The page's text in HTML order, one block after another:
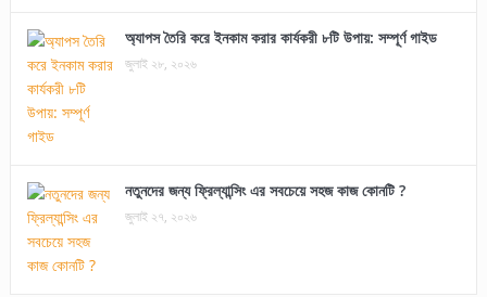
অ্যাপস তৈরি করে ইনকাম করার কার্যকরী ৮টি উপায়: সম্পূর্ণ গাইড
জুলাই ২৮, ২০২৬
নতুনদের জন্য ফ্রিল্যান্সিং এর সবচেয়ে সহজ কাজ কোনটি ?
জুলাই ২৭, ২০২৬